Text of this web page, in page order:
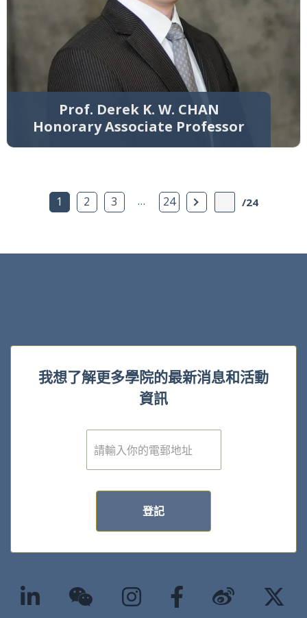
Prof. Derek K. W. CHAN
Honorary Associate Professor
1 2 3 … 24 下一頁 /24
我想了解更多學院的最新消息和活動
資訊
電
子
登記